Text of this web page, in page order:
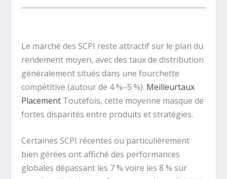
Le marché des SCPI reste attractif sur le plan du
rendement moyen, avec des taux de distribution
généralement situés dans une fourchette
compétitive (autour de 4 %–5 %). Meilleurtaux
Placement Toutefois, cette moyenne masque de
fortes disparités entre produits et stratégies.
Certaines SCPI récentes ou particulièrement
bien gérées ont affiché des performances
globales dépassant les 7 % voire les 8 % sur